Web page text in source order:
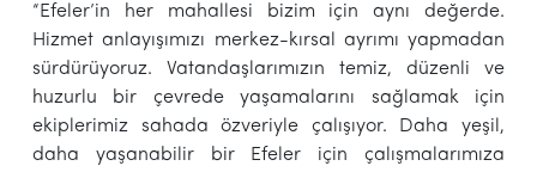
“Efeler’in her mahallesi bizim için aynı değerde.
Hizmet anlayışımızı merkez-kırsal ayrımı yapmadan
sürdürüyoruz. Vatandaşlarımızın temiz, düzenli ve
huzurlu bir çevrede yaşamalarını sağlamak için
ekiplerimiz sahada özveriyle çalışıyor. Daha yeşil,
daha yaşanabilir bir Efeler için çalışmalarımıza